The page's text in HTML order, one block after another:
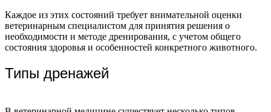
Каждое из этих состояний требует внимательной оценки
ветеринарным специалистом для принятия решения о
необходимости и методе дренирования, с учетом общего
состояния здоровья и особенностей конкретного животного.
Типы дренажей